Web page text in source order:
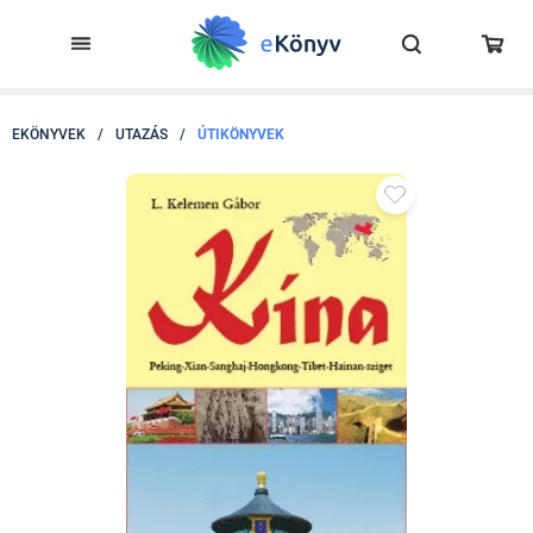
EKÖNYVEK / UTAZÁS / ÚTIKÖNYVEK